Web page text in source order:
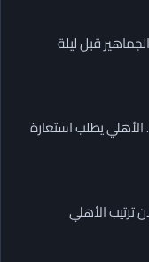
قبل ليلة
يطلب استعارة
إعلان ترتيب الأهلي